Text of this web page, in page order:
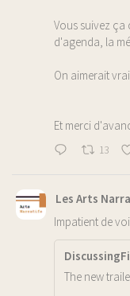
Vous suivez ça
d'agenda, la
On aimerait
Et merci
13
Les Arts
Impatient de
The new